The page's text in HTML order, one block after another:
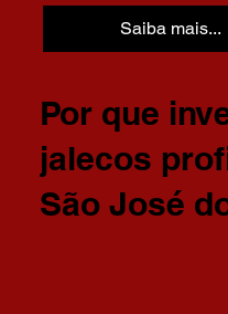
Por que
jalecos
São José
Saiba mais...